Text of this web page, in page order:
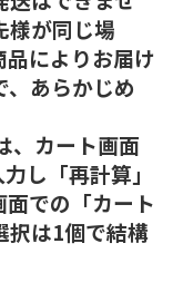
様が同じ場
によりお届け
、あらかじめ
、カート画面
し「再計算」
での「カート
択は1個で結構